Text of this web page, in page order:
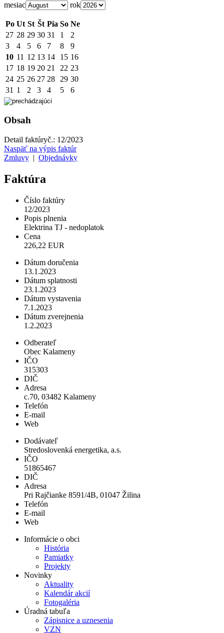
mesiac rok
Po Ut St Št Pia So Ne
27 28 29 30 31 1
2
3
4 5 6 7 8
9
10 11 12 13 14 15 16
17 18 19 20 21 22 23
24 25 26 27 28 29 30
31 1 2 3 4 5 6
Obsah
Detail faktúryč.: 12/2023
Naspäť na výpis faktúr
Zmluvy | Objednávky
Faktúra
Číslo faktúry
12/2023
Popis plnenia
Elektrina TJ - nedoplatok
Cena
226,22 EUR
Dátum doručenia
13.1.2023
Dátum splatnosti
23.1.2023
Dátum vystavenia
7.1.2023
Dátum zverejnenia
1.2.2023
Odberateľ
Obec Kalameny
IČO
315303
DIČ
Adresa
c.70, 03482 Kalameny
Telefón
E-mail
Web
Dodávateľ
Stredoslovenká energetika, a.s.
IČO
51865467
DIČ
Adresa
Pri Rajčianke 8591/4B, 01047 Žilina
Telefón
E-mail
Web
Informácie o obci
História
Pamiatky
Projekty
Novinky
Aktuality
Kalendár akcií
Fotogaléria
Úradná tabuľa
Zápisnice a uznesenia
VZN